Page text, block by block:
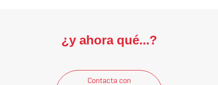
¿y ahora qué...?
Contacta con